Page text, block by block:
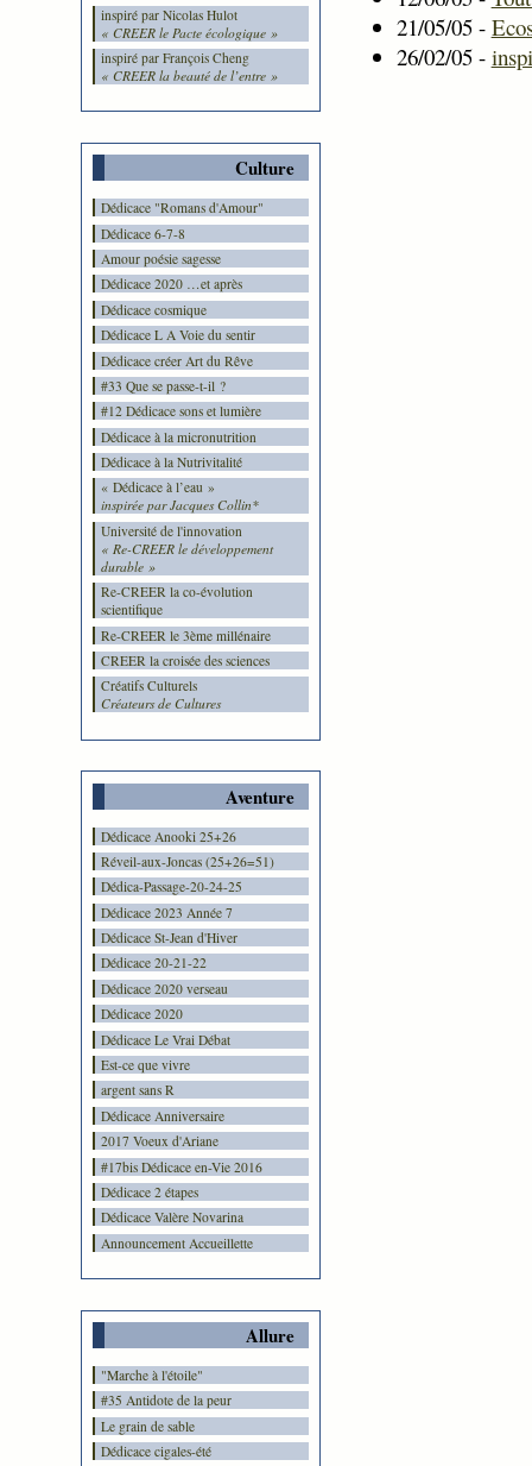
inspiré par Nicolas Hulot
« CREER le Pacte écologique »
inspiré par François Cheng
« CREER la beauté de l’entre »
Culture
Dédicace "Romans d'Amour"
Dédicace 6-7-8
Amour poésie sagesse
Dédicace 2020 …et après
Dédicace cosmique
Dédicace L A Voie du sentir
Dédicace créer Art du Rêve
#33 Que se passe-t-il ?
#12 Dédicace sons et lumière
Dédicace à la micronutrition
Dédicace à la Nutrivitalité
« Dédicace à l’eau »
inspirée par Jacques Collin*
Université de l'innovation
« Re-CREER le développement
durable »
Re-CREER la co-évolution
scientifique
Re-CREER le 3ème millénaire
CREER la croisée des sciences
Créatifs Culturels
Créateurs de Cultures
Aventure
Dédicace Anooki 25+26
Réveil-aux-Joncas (25+26=51)
Dédica-Passage-20-24-25
Dédicace 2023 Année 7
Dédicace St-Jean d'Hiver
Dédicace 20-21-22
Dédicace 2020 verseau
Dédicace 2020
Dédicace Le Vrai Débat
Est-ce que vivre
argent sans R
Dédicace Anniversaire
2017 Voeux d'Ariane
#17bis Dédicace en-Vie 2016
Dédicace 2 étapes
Dédicace Valère Novarina
Announcement Accueillette
Allure
"Marche à l'étoile"
#35 Antidote de la peur
Le grain de sable
Dédicace cigales-été
21/05/05 -
26/02/05 -